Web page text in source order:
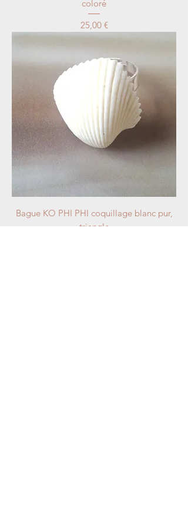
coloré
Price
25,00 €
Bague KO PHI PHI coquillage blanc pur,
triangle